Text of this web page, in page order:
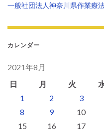
一般社団法人神奈川県作業療
カレンダー
2021年8月
日
月 火
1
2 3
8
9 10
15
16 17